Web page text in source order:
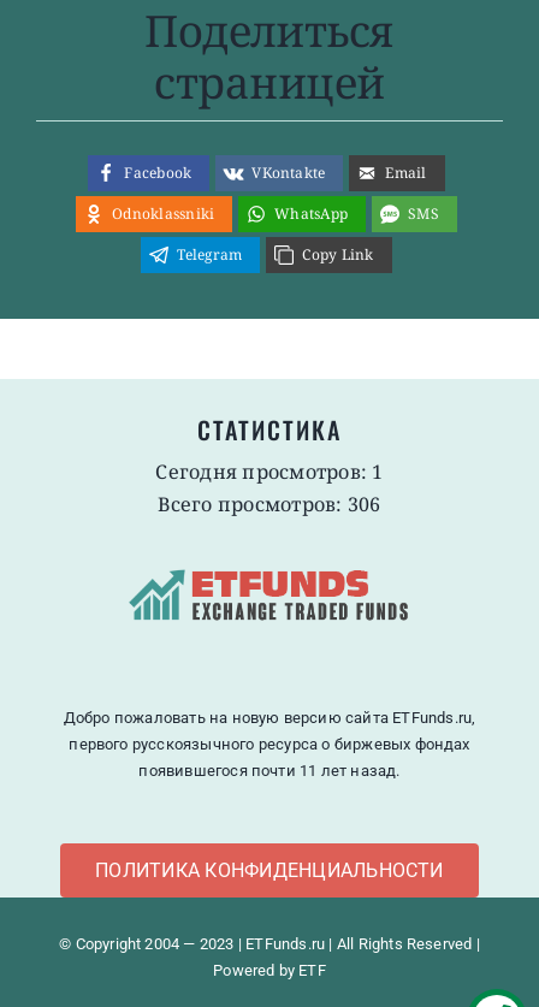
Поделиться
страницей
Facebook VKontakte
Email
Odnoklassniki
WhatsApp
SMS
Telegram
Copy Link
СТАТИСТИКА
Сегодня просмотров: 1
Всего просмотров: 306
Добро пожаловать на новую версию сайта ETFunds.ru,
первого русскоязычного ресурса о биржевых фондах
появившегося почти 11 лет назад.
ПОЛИТИКА КОНФИДЕНЦИАЛЬНОСТИ
© Copyright 2004 — 2023 | ETFunds.ru | All Rights Reserved |
Powered by ETF